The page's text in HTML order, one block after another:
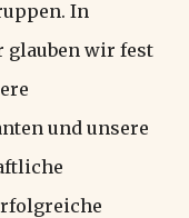
In
glauben wir fest
und unsere